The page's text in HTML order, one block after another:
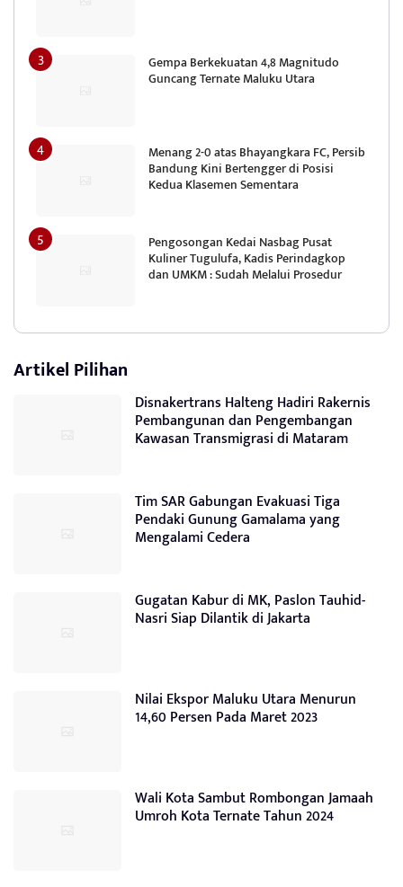
Gempa Berkekuatan 4,8 Magnitudo
Guncang Ternate Maluku Utara
Menang 2-0 atas Bhayangkara FC, Persib
Bandung Kini Bertengger di Posisi
Kedua Klasemen Sementara
Pengosongan Kedai Nasbag Pusat
Kuliner Tugulufa, Kadis Perindagkop
dan UMKM : Sudah Melalui Prosedur
Artikel Pilihan
Disnakertrans Halteng Hadiri Rakernis
Pembangunan dan Pengembangan
Kawasan Transmigrasi di Mataram
Tim SAR Gabungan Evakuasi Tiga
Pendaki Gunung Gamalama yang
Mengalami Cedera
Gugatan Kabur di MK, Paslon Tauhid-
Nasri Siap Dilantik di Jakarta
Nilai Ekspor Maluku Utara Menurun
14,60 Persen Pada Maret 2023
Wali Kota Sambut Rombongan Jamaah
Umroh Kota Ternate Tahun 2024